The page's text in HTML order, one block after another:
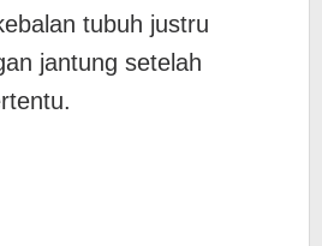
tubuh justru
jantung setelah